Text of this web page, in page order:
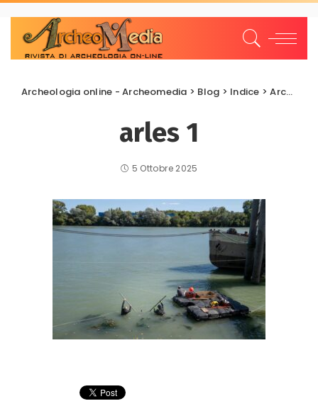
Archeologia online - Archeomedia > Blog > Indice >Archeologia Subacquea
arles 1
5 Ottobre 2025